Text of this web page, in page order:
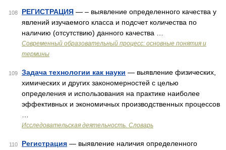
108 РЕГИСТРАЦИЯ — – выявление определенного качества у
явлений изучаемого класса и подсчет количества по
наличию (отсутствию) данного качества …
Современный образовательный процесс: основные понятия и
термины
109 Задача технологии как науки — выявление физических,
химических и других закономерностей с целью
определения и использования на практике наиболее
эффективных и экономичных производственных процессов
Исследовательская деятельность. Словарь
110 Регистрация — выявление наличия определенного